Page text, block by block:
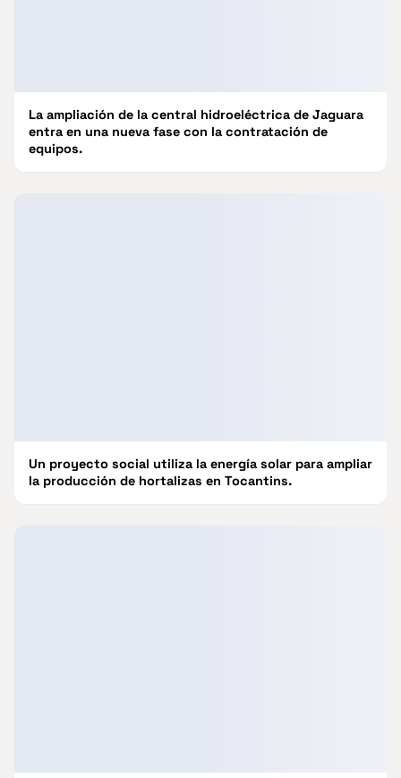
La ampliación de la central hidroeléctrica de Jaguara
entra en una nueva fase con la contratación de
equipos.
Un proyecto social utiliza la energía solar para ampliar
la producción de hortalizas en Tocantins.